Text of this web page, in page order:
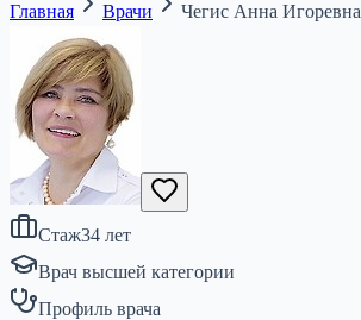
Главная Врачи Чегис Анна Игоревна
Стаж34 лет
Врач высшей категории
Профиль врача